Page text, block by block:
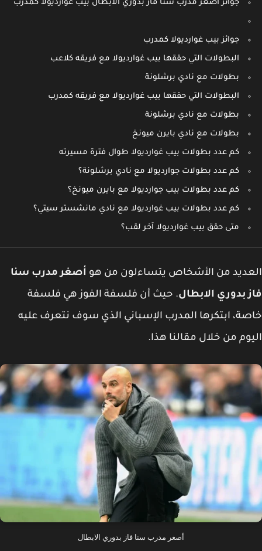
جوائز أصغر مدرب سنا فاز بدوري الابطال بيب غوارديولا كمدرب
جوائز بيب غوارديولا كمدرب
البطولات التي حققها بيب غوارديولا مع فريقه كلاعب
بطولات مع نادي برشلونة
البطولات التي حققها بيب غوارديولا مع فريقه كمدرب
بطولات مع نادي برشلونة
بطولات مع نادي بايرن ميونخ
كم عدد بطولات بيب غوارديولا طوال فترة مسيرته
كم عدد بطولات جوارديولا مع نادي برشلونة؟
كم عدد بطولات بيب جوارديولا مع بايرن ميونخ؟
كم عدد بطولات بيب غوارديولا مع نادي مانشستر سيتي؟
متى حقق بيب غوارديولا آخر لقب؟
من الأشخاص يتساءلون من هوأصغر مدرب سنا
بدوري الابطال.حيث أن فلسفة الفوز هي فلسفة
ابتكرها المدرب الإسباني الذي سوف نتعرف عليه
من خلال مقالنا هذا.
أصغر مدرب سنا فاز بدوري الابطال